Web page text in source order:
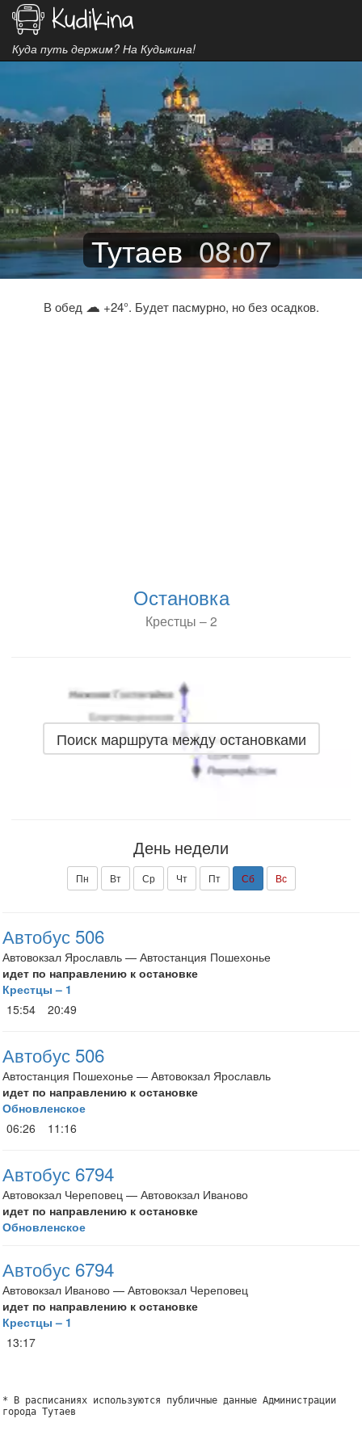
Куда путь держим? На Кудыкина!
Тутаев 08:07
В обед ☁ +24°. Будет пасмурно, но без осадков.
Остановка
Крестцы – 2
Поиск маршрута между остановками
День недели
Пн Вт Ср Чт Пт Сб Вс
Автобус 506
Автовокзал Ярославль — Автостанция Пошехонье
идет по направлению к остановке
Крестцы – 1
15:54
20:49
Автобус 506
Автостанция Пошехонье — Автовокзал Ярославль
идет по направлению к остановке
Обновленское
06:26
11:16
Автобус 6794
Автовокзал Череповец — Автовокзал Иваново
идет по направлению к остановке
Обновленское
Автобус 6794
Автовокзал Иваново — Автовокзал Череповец
идет по направлению к остановке
Крестцы – 1
13:17
* В расписаниях используются публичные данные Администрации
города Тутаев